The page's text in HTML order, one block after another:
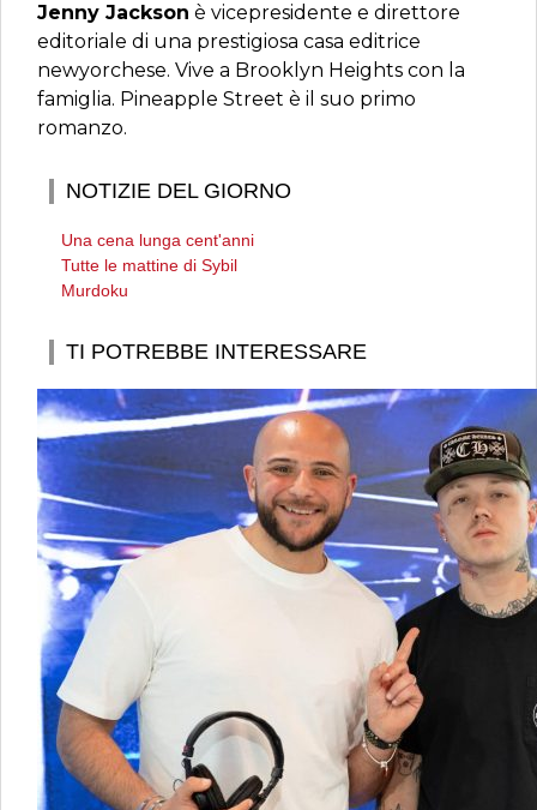
Jenny Jackson è vicepresidente e direttore
editoriale di una prestigiosa casa editrice
newyorchese. Vive a Brooklyn Heights con la
famiglia. Pineapple Street è il suo primo
romanzo.
NOTIZIE DEL GIORNO
Una cena lunga cent'anni
Tutte le mattine di Sybil
Murdoku
TI POTREBBE INTERESSARE